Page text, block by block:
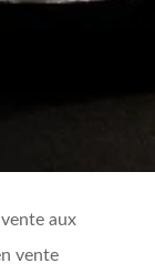
aux
vente